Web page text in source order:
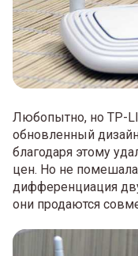
Любопытно, но TP-
обновленный
благодаря этому
цен. Но не
дифференциация
они продаются